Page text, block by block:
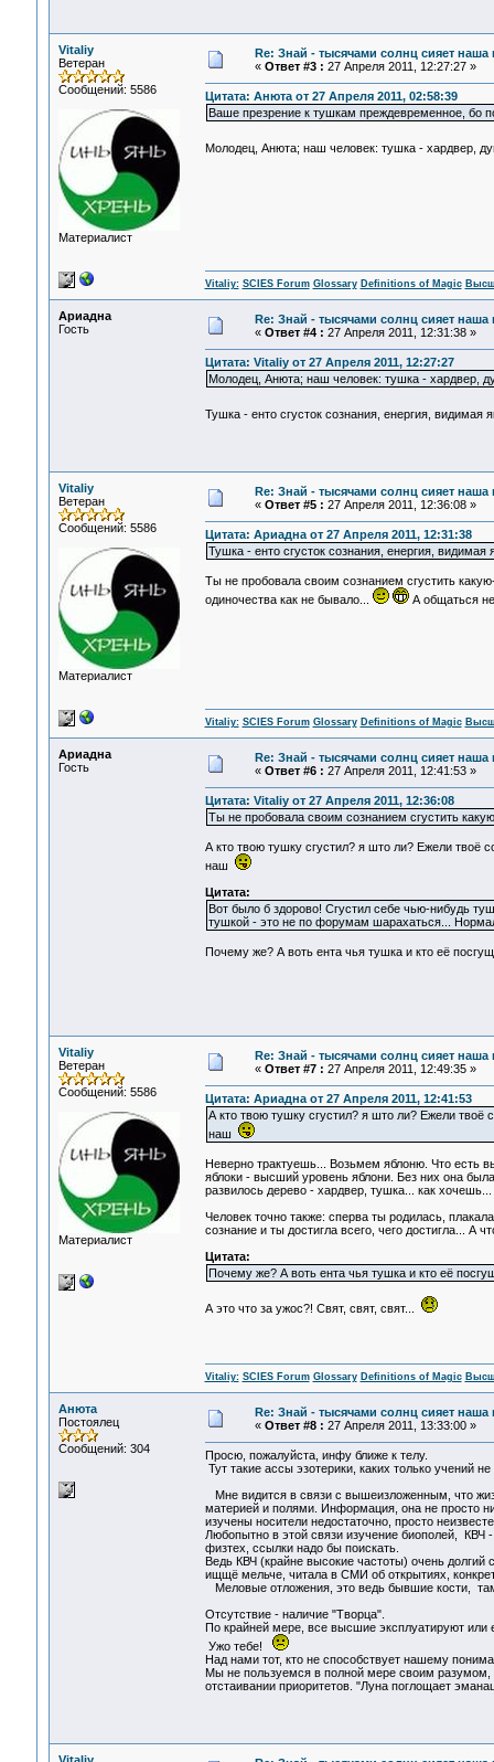
Vitaliy
Ветеран
Сообщений: 5586
Материалист
Re: Знай - тысячами солнц сияет наша
« Ответ #3 : 27 Апреля 2011, 12:27:27 »
Цитата: Анюта от 27 Апреля 2011, 02:58:39
Ваше презрение к тушкам преждевременное, бо
Молодец, Анюта; наш человек: тушка - хардвер,
Vitaliy: SCIES Forum Glossary Definitions of Magic
Ариадна
Гость
Re: Знай - тысячами солнц сияет наша
« Ответ #4 : 27 Апреля 2011, 12:31:38 »
Цитата: Vitaliy от 27 Апреля 2011, 12:27:27
Молодец, Анюта; наш человек: тушка - хардвер,
Тушка - енто сгусток сознания, енергия,
Vitaliy
Ветеран
Сообщений: 5586
Материалист
Re: Знай - тысячами солнц сияет наша
« Ответ #5 : 27 Апреля 2011, 12:36:08 »
Цитата: Ариадна от 27 Апреля 2011, 12:31:38
Тушка - енто сгусток сознания, енергия, видимая
Ты не пробовала своим сознанием сгустить
одиночества как не бывало...
А общаться
Vitaliy: SCIES Forum Glossary Definitions of Magic
Ариадна
Гость
Re: Знай - тысячами солнц сияет наша
« Ответ #6 : 27 Апреля 2011, 12:41:53 »
Цитата: Vitaliy от 27 Апреля 2011, 12:36:08
Ты не пробовала своим сознанием сгустить
А кто твою тушку сгустил? я што ли? Ежели твоё
наш
Цитата:
Вот было б здорово! Сгустил себе чью-нибудь
тушкой - это не по форумам шарахаться...
Почему же? А воть ента чья тушка и кто её
Vitaliy
Ветеран
Сообщений: 5586
Материалист
Re: Знай - тысячами солнц сияет наша
« Ответ #7 : 27 Апреля 2011, 12:49:35 »
Цитата: Ариадна от 27 Апреля 2011, 12:41:53
А кто твою тушку сгустил? я што ли? Ежели твоё
наш
Неверно трактуешь... Возьмем яблоню. Что есть
яблоки - высший уровень яблони. Без них она
развилось дерево - хардвер, тушка... как
Человек точно также: сперва ты родилась,
сознание и ты достигла всего, чего достигла... А
Цитата:
Почему же? А воть ента чья тушка и кто её
А это что за ужос?! Свят, свят, свят...
Vitaliy: SCIES Forum Glossary Definitions of Magic
Анюта
Постоялец
Сообщений: 304
Re: Знай - тысячами солнц сияет наша
« Ответ #8 : 27 Апреля 2011, 13:33:00 »
Просю, пожалуйста, инфу ближе к телу.
Тут такие ассы эзотерики, каких только учений
Мне видится в связи с вышеизложенным, что
материей и полями. Информация, она не просто
изучены носители недостаточно, просто
Любопытно в этой связи изучение биополей, КВЧ
физтех, ссылки надо бы поискать.
Ведь КВЧ (крайне высокие частоты) очень долгий
ищщё мельче, читала в СМИ об открытиях,
Меловые отложения, это ведь бывшие кости,
Отсутствие - наличие "Творца".
По крайней мере, все высшие эксплуатируют
Ужо тебе!
Над нами тот, кто не способствует нашему
Мы не пользуемся в полной мере своим разумом,
отстаивании приоритетов. "Луна поглощает